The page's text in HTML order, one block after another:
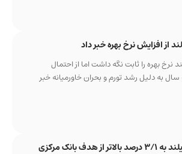
از افزایش نرخ بهره خبر داد
بهره را ثابت نگه داشت اما از احتمال
به دلیل رشد تورم و بحران خاورمیانه خبر
مرکزی